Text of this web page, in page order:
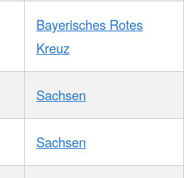
Bayerisches Rotes
Kreuz
Sachsen
Sachsen